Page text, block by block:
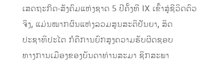
ເສດຖະກິດ-ສັງຄົມແຫ່ງຊາດ 5 ປີຄັ້ງທີ IX ເຂົ້າສູ່ຊີວິດຕົວ
ຈິງ, ແມ່ນໝາກຜົນແຫ່ງລວມສູນສະຕິປັນຍາ, ສິດ
ປະຊາທິປະໄຕ ກໍຄືການຍົກສູງຄວາມຮັບຜິດຊອບ
ທາງການເມືອງຂອງບັນດາທ່ານສະມາ ຊິກສະພາ